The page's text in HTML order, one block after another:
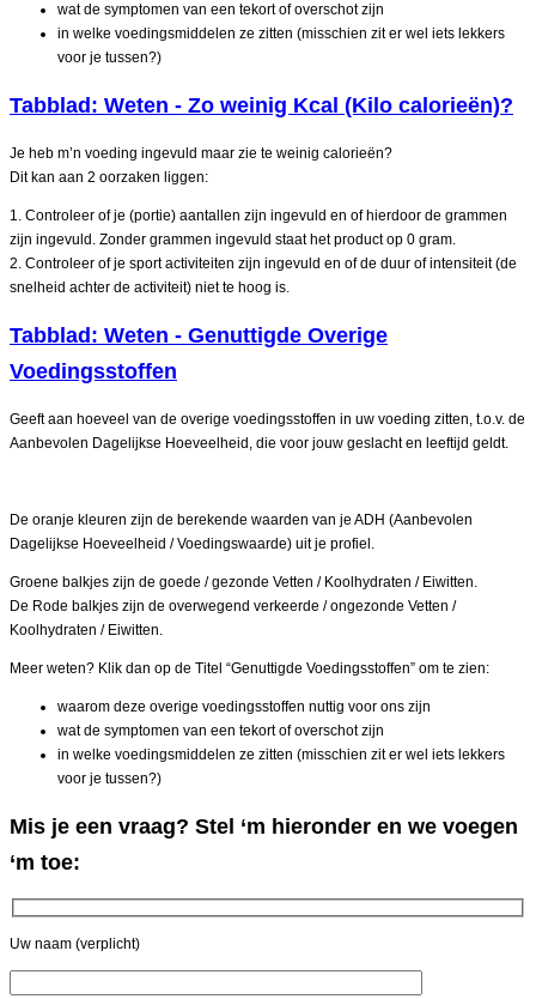
wat de symptomen van een tekort of overschot zijn
in welke voedingsmiddelen ze zitten (misschien zit er wel iets lekkers
voor je tussen?)
Tabblad: Weten - Zo weinig Kcal (Kilo calorieën)?
Je heb m’n voeding ingevuld maar zie te weinig calorieën?
Dit kan aan 2 oorzaken liggen:
1. Controleer of je (portie) aantallen zijn ingevuld en of hierdoor de grammen
zijn ingevuld. Zonder grammen ingevuld staat het product op 0 gram.
2. Controleer of je sport activiteiten zijn ingevuld en of de duur of intensiteit (de
snelheid achter de activiteit) niet te hoog is.
Tabblad: Weten - Genuttigde Overige
Voedingsstoffen
Geeft aan hoeveel van de overige voedingsstoffen in uw voeding zitten, t.o.v. de
Aanbevolen Dagelijkse Hoeveelheid, die voor jouw geslacht en leeftijd geldt.
De oranje kleuren zijn de berekende waarden van je ADH (Aanbevolen
Dagelijkse Hoeveelheid / Voedingswaarde) uit je profiel.
Groene balkjes zijn de goede / gezonde Vetten / Koolhydraten / Eiwitten.
De Rode balkjes zijn de overwegend verkeerde / ongezonde Vetten /
Koolhydraten / Eiwitten.
Meer weten? Klik dan op de Titel “Genuttigde Voedingsstoffen” om te zien:
waarom deze overige voedingsstoffen nuttig voor ons zijn
wat de symptomen van een tekort of overschot zijn
in welke voedingsmiddelen ze zitten (misschien zit er wel iets lekkers
voor je tussen?)
Mis je een vraag? Stel ‘m hieronder en we voegen
‘m toe:
Uw naam (verplicht)